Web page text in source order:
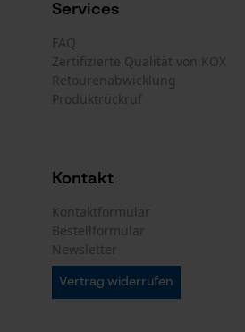
Services
FAQ
Zertifizierte Qualität von KOX
Retourenabwicklung
Produktrückruf
Kontakt
Kontaktformular
Bestellformular
Newsletter
Vertrag widerrufen